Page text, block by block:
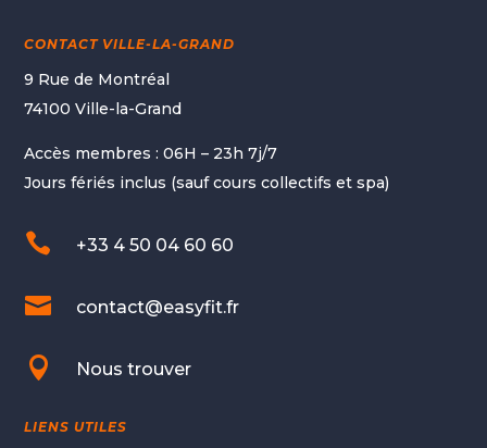
CONTACT VILLE-LA-GRAND
9 Rue de Montréal
74100 Ville-la-Grand
Accès membres : 06H – 23h 7j/7
Jours fériés inclus (sauf cours collectifs et spa)
 +33 4 50 04 60 60
 contact@easyfit.fr
 Nous trouver
LIENS UTILES